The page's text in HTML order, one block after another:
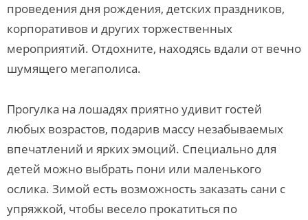
проведения дня рождения, детских праздников,
корпоративов и других торжественных
мероприятий. Отдохните, находясь вдали от вечно
шумящего мегаполиса.
Прогулка на лошадях приятно удивит гостей
любых возрастов, подарив массу незабываемых
впечатлений и ярких эмоций. Специально для
детей можно выбрать пони или маленького
ослика. Зимой есть возможность заказать сани с
упряжкой, чтобы весело прокатиться по